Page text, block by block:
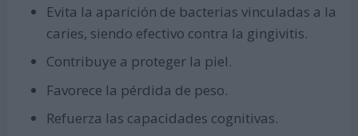
Evita la aparición de bacterias vinculadas a la
caries, siendo efectivo contra la gingivitis.
Contribuye a proteger la piel.
Favorece la pérdida de peso.
Refuerza las capacidades cognitivas.